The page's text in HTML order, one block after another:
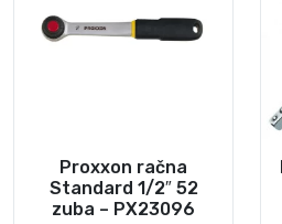
Proxxon račna
Standard 1/2″ 52
zuba – PX23096